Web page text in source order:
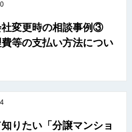
社変更時の相談事例③
費等の支払い方法につい
りたい「分譲マンショ